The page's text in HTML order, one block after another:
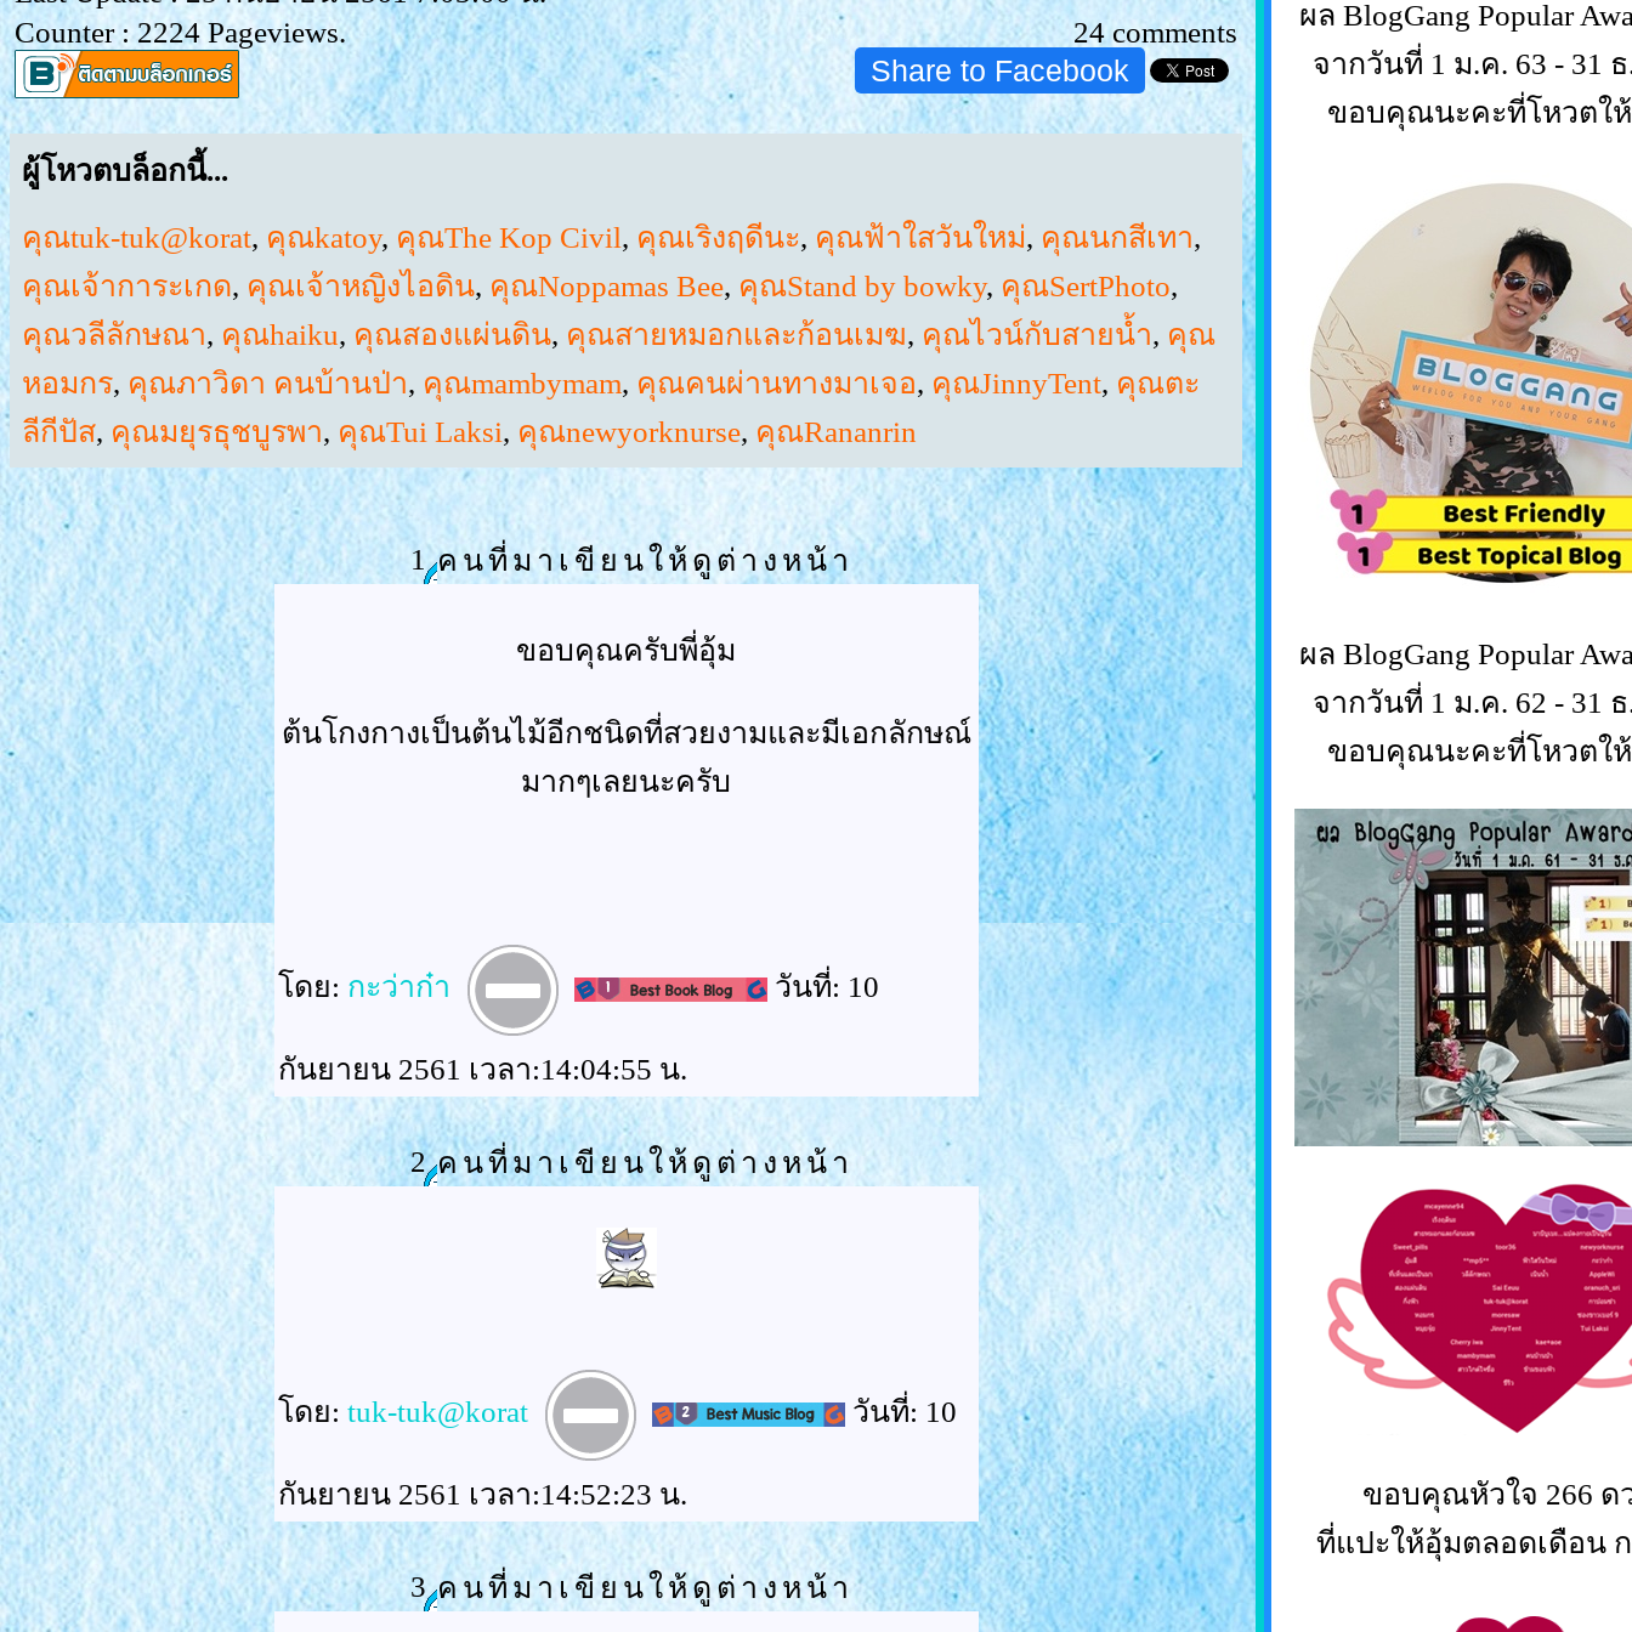
24 comments
Counter : 2224 Pageviews.
Share to Facebook
ผู้โหวตบล็อกนี้...
คุณtuk-tuk@korat, คุณkatoy, คุณThe Kop Civil, คุณเริงฤดีนะ, คุณฟ้าใสวันใหม่, คุณนกสีเทา,
คุณเจ้าการะเกด, คุณเจ้าหญิงไอดิน, คุณNoppamas Bee, คุณStand by bowky, คุณSertPhoto,
คุณวลีลักษณา, คุณhaiku, คุณสองแผ่นดิน, คุณสายหมอกและก้อนเมฆ, คุณไวน์กับสายน้ำ, คุณ
หอมกร, คุณภาวิดา คนบ้านป่า, คุณmambymam, คุณคนผ่านทางมาเจอ, คุณJinnyTent, คุณตะ
ลีกีปัส, คุณมยุรธุชบูรพา, คุณTui Laksi, คุณnewyorknurse, คุณRananrin
1 คนที่มาเขียนให้ดูต่างหน้า
ขอบคุณครับพี่อุ้ม
ต้นโกงกางเป็นต้นไม้อีกชนิดที่สวยงามและมีเอกลักษณ์
มากๆเลยนะครับ
ดย: กะว่าก๋า วันที่: 10
กันยายน 2561 เวลา:14:04:55 น.
2 คนที่มาเขียนให้ดูต่างหน้า
ดย: tuk-tuk@korat วันที่: 10
กันยายน 2561 เวลา:14:52:23 น.
3 คนที่มาเขียนให้ดูต่างหน้า
ผล BlogGang Popular
จากวันที่ 1 ม.ค. 63 - 31
ขอบคุณนะคะที่โหวตใ
ผล BlogGang Popular
จากวันที่ 1 ม.ค. 62 - 31
ขอบคุณนะคะที่โหวตใ
ขอบคุณหัวใจ 266 ด
ที่แปะให้อุ้มตลอดเดือน